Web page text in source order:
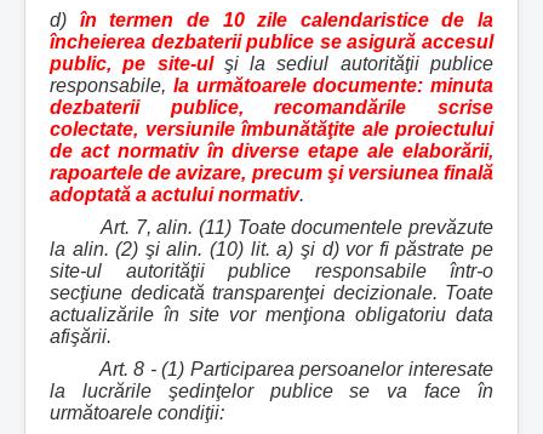
d) în termen de 10 zile calendaristice de la
încheierea dezbaterii publice se asigură accesul
public, pe site-ulşi la sediul autorităţii publice
responsabile, la următoarele documente: minuta
dezbaterii publice, recomandările scrise
colectate, versiunile îmbunătăţite ale proiectului
de act normativ în diverse etape ale elaborării,
rapoartele de avizare, precum şi versiunea finală
adoptată a actului normativ.
Art. 7, alin. (11) Toate documentele prevăzute
la alin. (2) şi alin. (10) lit. a) şi d) vor fi păstrate pe
site-ul autorităţii publice responsabile într-o
secţiune dedicată transparenţei decizionale. Toate
actualizările în site vor menţiona obligatoriu data
afişării.
Art. 8 - (1) Participarea persoanelor interesate
la lucrările şedinţelor publice se va face în
următoarele condiţii: